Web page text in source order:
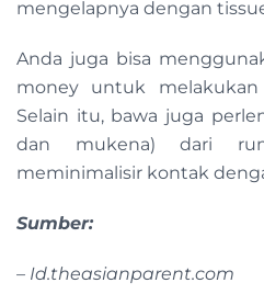
mengelapnya dengan
Anda juga bisa
money untuk melakukan
Selain itu, bawa juga
dan mukena) dari
meminimalisir kontak
Sumber:
– Id.theasianparent.com